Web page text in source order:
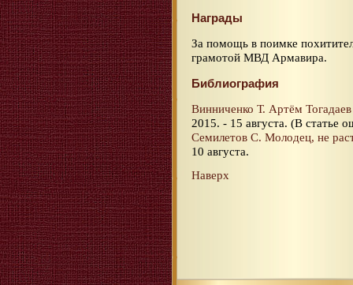
Награды
За помощь в поимке
грамотой МВД Армавира.
Библиография
Винниченко Т. Артём
2015. - 15 августа. (В статье
Семилетов С. Молодец, не
10 августа.
Наверх